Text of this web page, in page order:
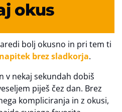
okus
bolj okusno in pri tem ti
brez sladkorja.
v nekaj sekundah dobiš
piješ čez dan. Brez
kompliciranja in z okusi,